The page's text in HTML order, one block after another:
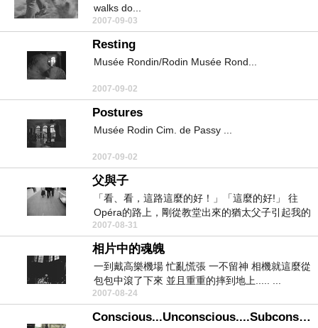
walks do...
2007-09-03
Resting
Musée Rondin/Rodin Musée Rond...
2007-09-02
Postures
Musée Rodin Cim. de Passy ...
2007-09-02
父與子
「看、看，這路這麼的好！」「這麼的好!」 往
Opéra的路上，剛從教堂出來的猶太父子引起我的
注意 ...
2007-08-31
相片中的魂魄
一到戴高樂機場 忙亂慌張 一不留神 相機就這麼從
包包中滾了下來 並且重重的摔到地上..... ...
2007-08-24
Conscious...Unconscious....Subconscious.....